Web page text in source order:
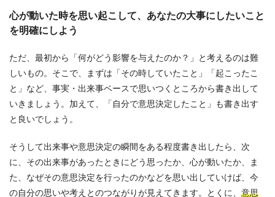
心が動いた時を思い起こして、あなたの大事にしたいこと
を明確にしよう
ただ、最初から「何がどう影響を与えたのか？」と考えるのは難
しいもの。そこで、まずは「その時していたこと」「起こったこ
と」など、事実・出来事ベースで思いつくところから書き出して
いきましょう。加えて、「自分で意思決定したこと」も書き出す
と良いでしょう。
そうして出来事や意思決定の瞬間をある程度書き出したら、次
に、その出来事があったときにどう思ったか、心が動いたか、ま
た、なぜその意思決定を行ったのかなどを思い出していけば、今
の自分の思いや考えとのつながりが見えてきます。とくに、 意思